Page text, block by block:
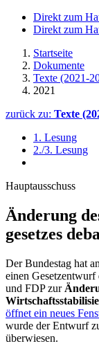
Direkt zum
Direkt zum
Startseite
Dokumente
Texte (2021-
2021
zurück zu: Texte
1. Lesung
2./3. Lesung
Hauptausschuss
Änderung
gesetzes
Der Bundestag hat
einen
und FDP zur
öffnet ein neues
wurde der Entwurf
überwiesen.